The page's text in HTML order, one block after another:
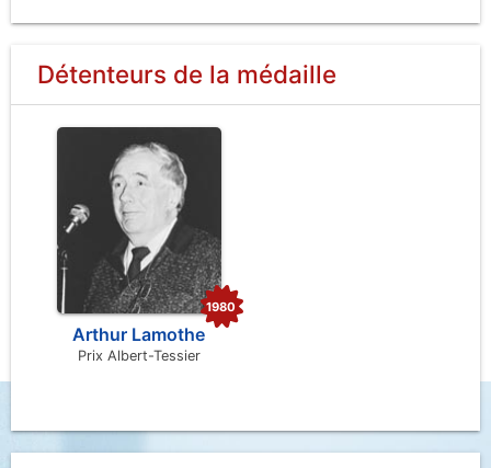
Détenteurs de la médaille
Arthur Lamothe
Prix Albert-Tessier
1980